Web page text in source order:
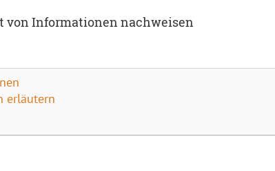
von Informationen nachweisen
erläutern